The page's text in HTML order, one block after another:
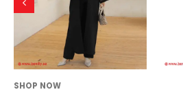
SHOP NOW